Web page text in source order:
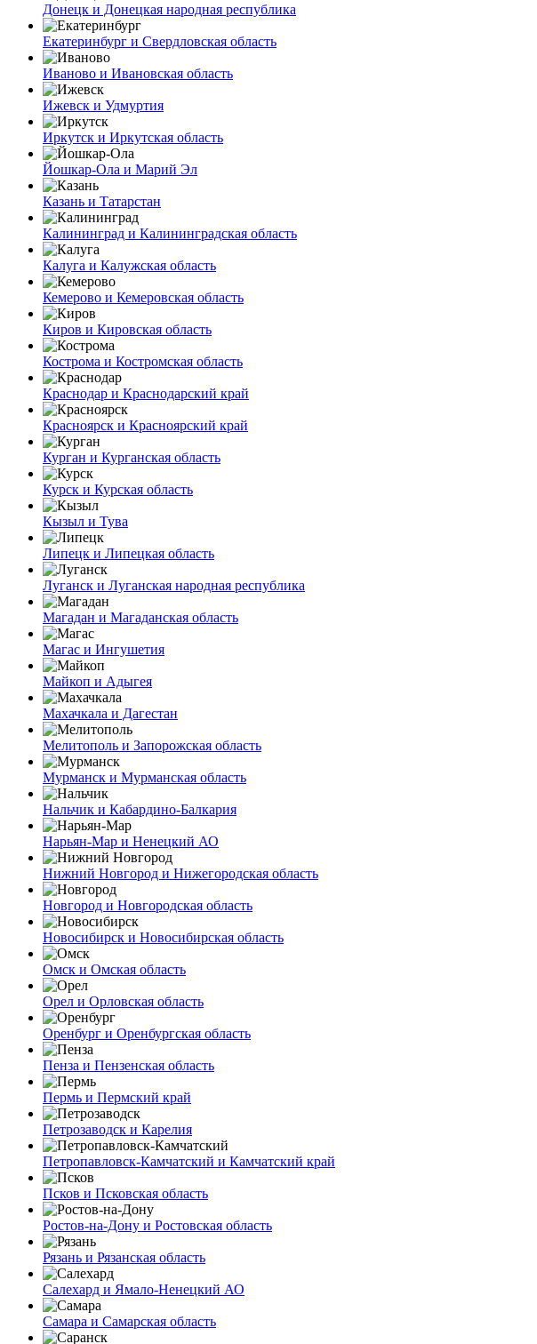
Донецк и Донецкая народная республика
Екатеринбург и Свердловская область
Иваново и Ивановская область
Ижевск и Удмуртия
Иркутск и Иркутская область
Йошкар-Ола и Марий Эл
Казань и Татарстан
Калининград и Калининградская область
Калуга и Калужская область
Кемерово и Кемеровская область
Киров и Кировская область
Кострома и Костромская область
Краснодар и Краснодарский край
Красноярск и Красноярский край
Курган и Курганская область
Курск и Курская область
Кызыл и Тува
Липецк и Липецкая область
Луганск и Луганская народная республика
Магадан и Магаданская область
Магас и Ингушетия
Майкоп и Адыгея
Махачкала и Дагестан
Мелитополь и Запорожская область
Мурманск и Мурманская область
Нальчик и Кабардино-Балкария
Нарьян-Мар и Ненецкий АО
Нижний Новгород и Нижегородская область
Новгород и Новгородская область
Новосибирск и Новосибирская область
Омск и Омская область
Орел и Орловская область
Оренбург и Оренбургская область
Пенза и Пензенская область
Пермь и Пермский край
Петрозаводск и Карелия
Петропавловск-Камчатский и Камчатский край
Псков и Псковская область
Ростов-на-Дону и Ростовская область
Рязань и Рязанская область
Салехард и Ямало-Ненецкий АО
Самара и Самарская область